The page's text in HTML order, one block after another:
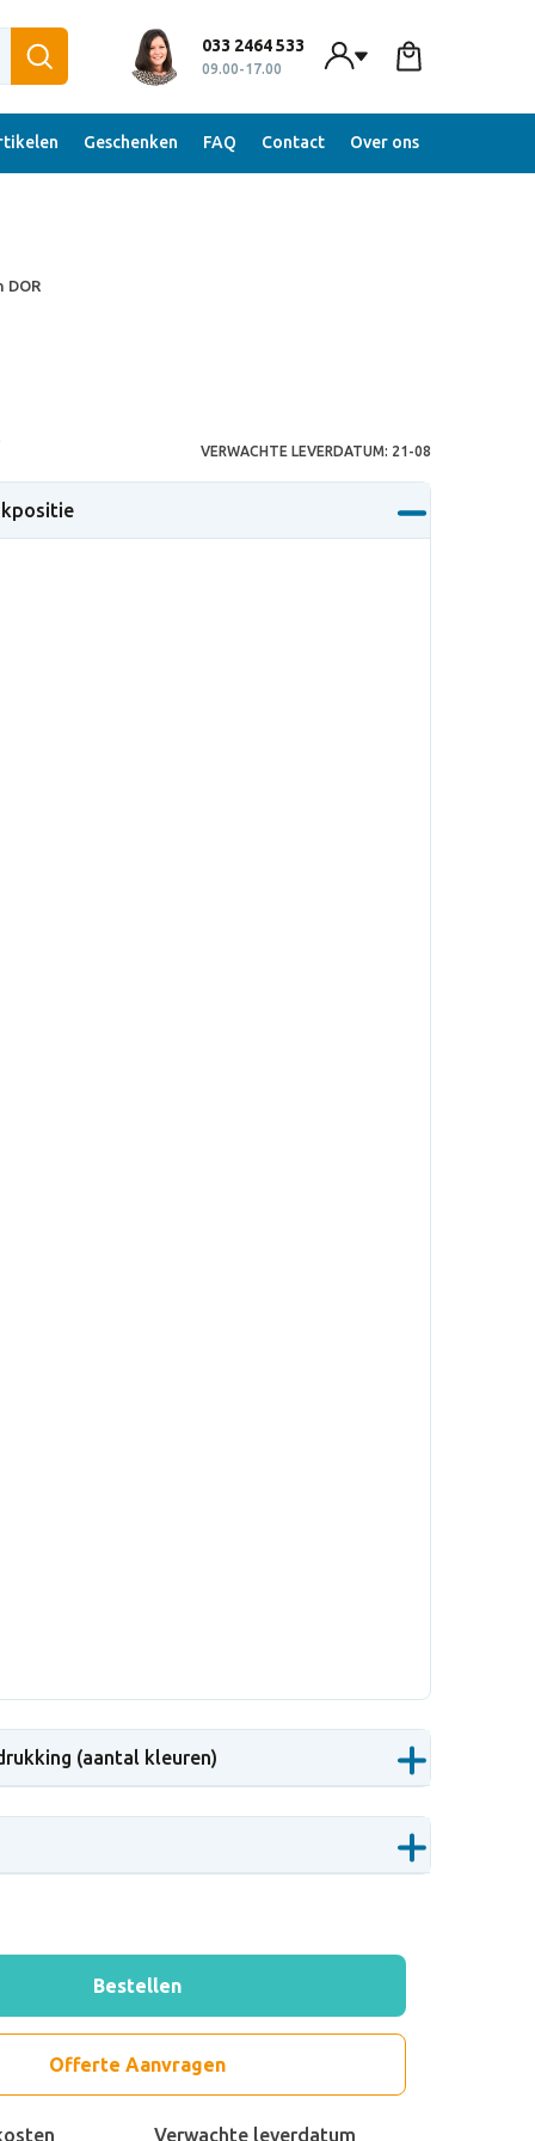
033 2464 533
09.00-17.00
Geschenken FAQ Contact Over ons
VERWACHTE LEVERDATUM: 21-08
(aantal kleuren)
Bestellen
Offerte Aanvragen
Verwachte leverdatum